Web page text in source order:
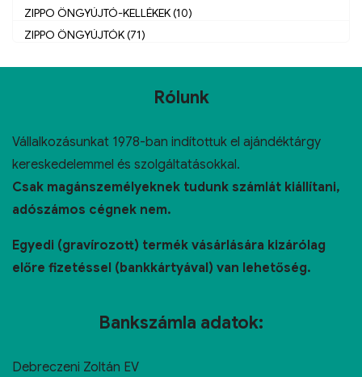
ZIPPO ÖNGYÚJTÓ-KELLÉKEK (10)
ZIPPO ÖNGYÚJTÓK (71)
Rólunk
Vállalkozásunkat 1978-ban indítottuk el ajándéktárgy
kereskedelemmel és szolgáltatásokkal.
Csak magánszemélyeknek tudunk számlát kiállítani,
adószámos cégnek nem.
Egyedi (gravírozott) termék vásárlására kizárólag
előre fizetéssel (bankkártyával) van lehetőség.
Bankszámla adatok:
Debreczeni Zoltán EV